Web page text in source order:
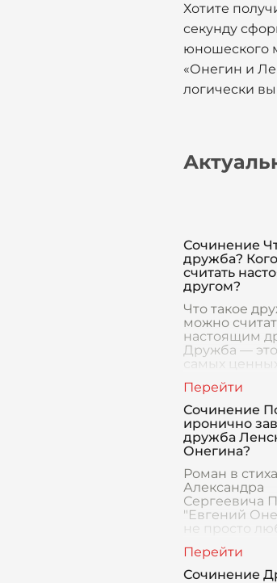
Хотите
секунду
юношеского
«Онегин и
логически
Сочинение
дружба?
считать
другом?
Что такое
можно
настоящим
Дружба —
самых
Узнать, что
настоящая
можно только
Сочинение
иронично
дружба
Онегина?
Роман в
Александра
Сергеевича
"Евгений
не просто
быта
дворянства
Сочинение